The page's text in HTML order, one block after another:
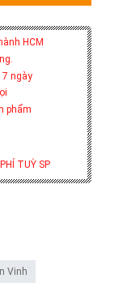
HCM
ngày
phẩm
TUỲ SP
Vinh